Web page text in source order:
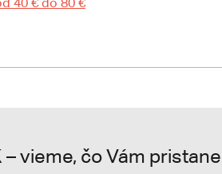
– vieme, čo Vám pristane